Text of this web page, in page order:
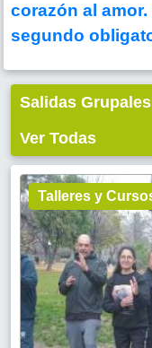
corazón al
segundo
Salidas Grupales
Ver Todas
Talleres y